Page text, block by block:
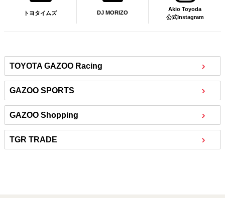
トヨタイムズ DJ MORIZO
Akio Toyoda
公式Instagram
TOYOTA GAZOO Racing
GAZOO SPORTS
GAZOO Shopping
TGR TRADE